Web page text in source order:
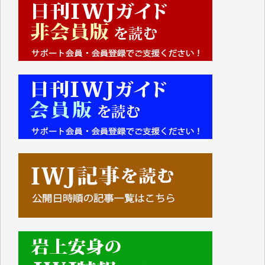
■■■■■■
IWJには、ご寄付・カンパをいただいた方々より、た
くさんの応援のメッセージが届いています。感謝を込
めて、その一部をここにご紹介いたします。